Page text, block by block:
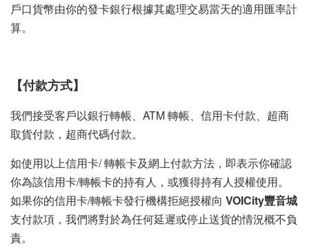
戶口貨幣由你的發卡銀行根據其處理交易當天的適用匯率計
算。
【付款方式】
我們接受客戶以銀行轉帳、ATM 轉帳、信用卡付款、超商
取貨付款，超商代碼付款。
如使用以上信用卡/ 轉帳卡及網上付款方法，即表示你確認
你為該信用卡/轉帳卡的持有人，或獲得持有人授權使用。
如果你的信用卡/轉帳卡發行機構拒絕授權向 VOICity豐音城
支付款項，我們將對於為任何延遲或停止送貨的情況概不負
責。